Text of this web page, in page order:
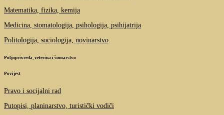
Matematika, fizika, kemija
Medicina, stomatologija, psihologija, psihijatrija
Politologija, sociologija, novinarstvo
Poljoprivreda, veterina i šumarstvo
Povijest
Pravo i socijalni rad
Putopisi, planinarstvo, turistički vodiči